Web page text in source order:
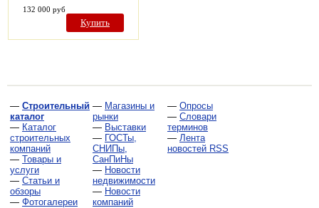
132 000 руб
Купить
— Строительный
каталог
— Каталог
строительных
компаний
— Товары и
услуги
— Статьи и
обзоры
— Фотогалереи
— Магазины и
рынки
— Выставки
— ГОСТы,
СНИПы,
СанПиНы
— Новости
недвижимости
— Новости
компаний
— Опросы
— Словари
терминов
— Лента
новостей RSS